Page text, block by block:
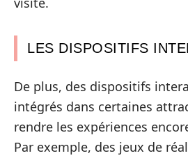
LES DISPOSITIFS
De plus, des dispositifs
intégrés dans certaines
rendre les expériences
Par exemple, des jeux de